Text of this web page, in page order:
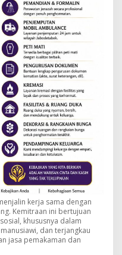
kerja sama dengan
Kemitraan ini bertujuan
khususnya dalam
dan terjangkau
jasa pemakaman dan